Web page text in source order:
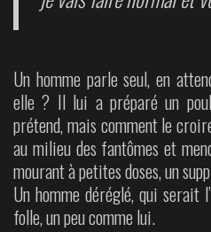
Un homme parle seul, en
elle ? Il lui a préparé un
prétend, mais comment le
au milieu des fantômes et
mourant à petites doses, un
Un homme déréglé, qui serait
folle, un peu comme lui.